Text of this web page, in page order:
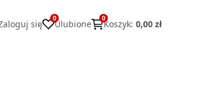
się
0
Ulubione
0
Koszyk: 0,00 zł